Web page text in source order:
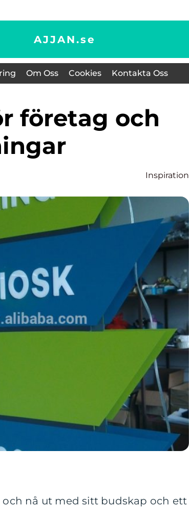
AJJAN.se
Om Oss Cookies Kontakta Oss
Inspiration
nå ut med sitt budskap och ett